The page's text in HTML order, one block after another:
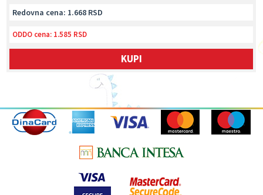
Redovna cena: 1.668 RSD
ODDO cena: 1.585 RSD
KUPI